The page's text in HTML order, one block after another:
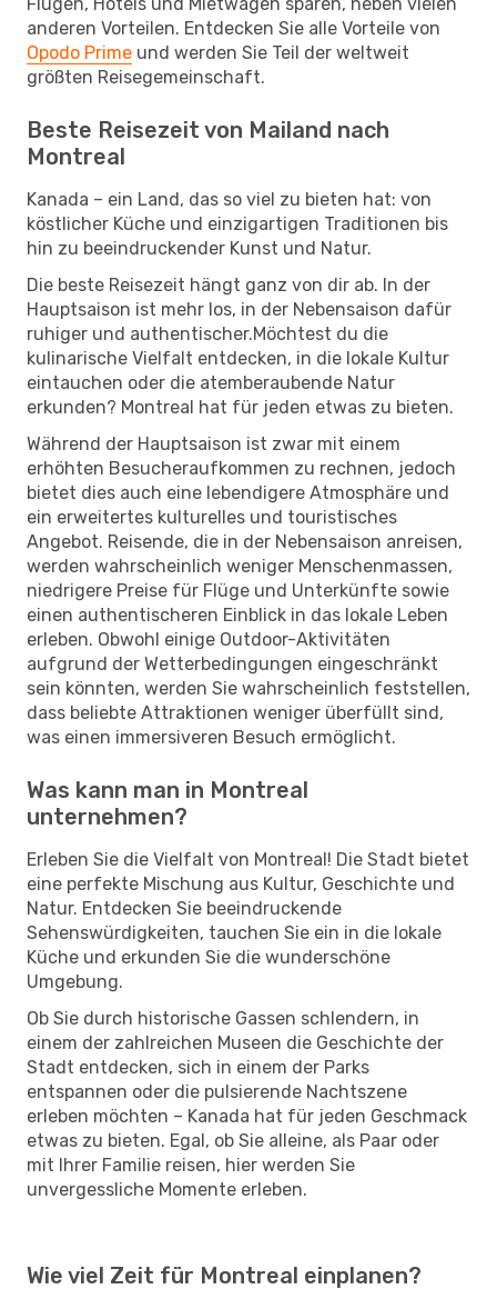
anderen Vorteilen. Entdecken Sie alle Vorteile von
Opodo Prime und werden Sie Teil der weltweit
größten Reisegemeinschaft.
Beste Reisezeit von Mailand nach
Montreal
Kanada – ein Land, das so viel zu bieten hat: von
köstlicher Küche und einzigartigen Traditionen bis
hin zu beeindruckender Kunst und Natur.
Die beste Reisezeit hängt ganz von dir ab. In der
Hauptsaison ist mehr los, in der Nebensaison dafür
ruhiger und authentischer.Möchtest du die
kulinarische Vielfalt entdecken, in die lokale Kultur
eintauchen oder die atemberaubende Natur
erkunden? Montreal hat für jeden etwas zu bieten.
Während der Hauptsaison ist zwar mit einem
erhöhten Besucheraufkommen zu rechnen, jedoch
bietet dies auch eine lebendigere Atmosphäre und
ein erweitertes kulturelles und touristisches
Angebot. Reisende, die in der Nebensaison anreisen,
werden wahrscheinlich weniger Menschenmassen,
niedrigere Preise für Flüge und Unterkünfte sowie
einen authentischeren Einblick in das lokale Leben
erleben. Obwohl einige Outdoor-Aktivitäten
aufgrund der Wetterbedingungen eingeschränkt
sein könnten, werden Sie wahrscheinlich feststellen,
dass beliebte Attraktionen weniger überfüllt sind,
was einen immersiveren Besuch ermöglicht.
Was kann man in Montreal
unternehmen?
Erleben Sie die Vielfalt von Montreal! Die Stadt bietet
eine perfekte Mischung aus Kultur, Geschichte und
Natur. Entdecken Sie beeindruckende
Sehenswürdigkeiten, tauchen Sie ein in die lokale
Küche und erkunden Sie die wunderschöne
Umgebung.
Ob Sie durch historische Gassen schlendern, in
einem der zahlreichen Museen die Geschichte der
Stadt entdecken, sich in einem der Parks
entspannen oder die pulsierende Nachtszene
erleben möchten – Kanada hat für jeden Geschmack
etwas zu bieten. Egal, ob Sie alleine, als Paar oder
mit Ihrer Familie reisen, hier werden Sie
unvergessliche Momente erleben.
Wie viel Zeit für Montreal einplanen?